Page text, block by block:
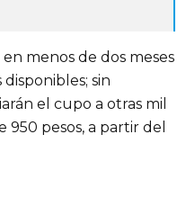
menos de dos meses
sin
el cupo a otras mil
950 pesos, a partir del